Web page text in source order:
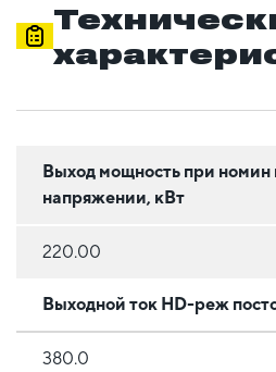
Выход мощность при номин
напряжении, кВт
220.00
Выходной ток HD-реж
380.0